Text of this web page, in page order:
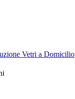
Vetri a Domicilio